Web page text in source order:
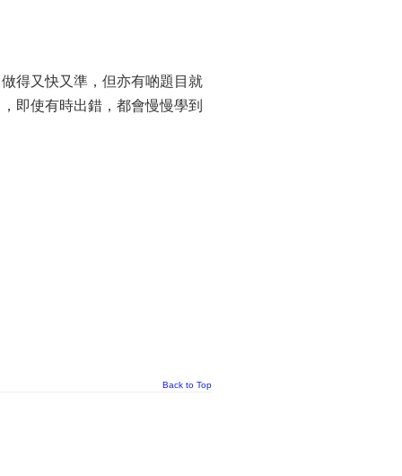
得又快又準，但亦有啲題目就
即使有時出錯，都會慢慢學到
Back to Top